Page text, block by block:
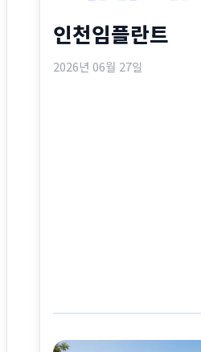
인천임플란트
2026년 06월 27일